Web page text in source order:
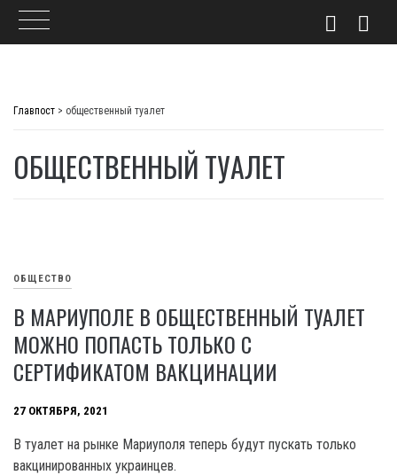
Главпост > общественный туалет
ОБЩЕСТВЕННЫЙ ТУАЛЕТ
ОБЩЕСТВО
В МАРИУПОЛЕ В ОБЩЕСТВЕННЫЙ ТУАЛЕТ
МОЖНО ПОПАСТЬ ТОЛЬКО С
СЕРТИФИКАТОМ ВАКЦИНАЦИИ
27 ОКТЯБРЯ, 2021
В туалет на рынке Мариуполя теперь будут пускать только
вакцинированных украинцев.